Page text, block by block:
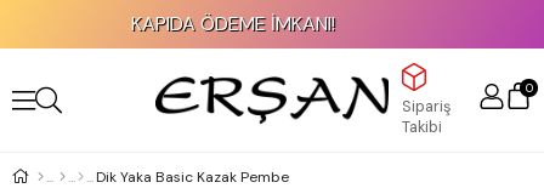
KAPIDA ÖDEME İMKANI!
Sipariş
Takibi
0
Dik Yaka Basic Kazak Pembe